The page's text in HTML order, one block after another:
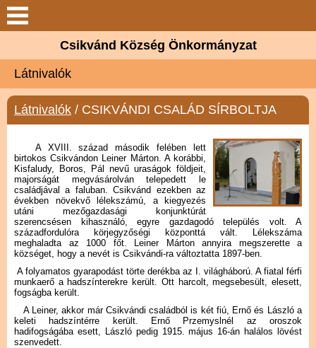
Keresés
Csikvánd
Elérhetőségek
Látnivalók
Választási információk
Galéria
Letöltések
Adatvédelem
Csikvánd Község Önkormányzat
Látnivalók
Látnivalók / CSIKVÁNDI CSALÁD SÍRBOLTJA
A XVIII. század második felében lett
birtokos Csikvándon Leiner Márton. A korábbi,
Kisfaludy, Boros, Pál nevű uraságok földjeit,
majorságát megvásárolván telepedett le
családjával a faluban. Csikvánd ezekben az
években növekvő lélekszámú, a kiegyezés
utáni mezőgazdasági konjunktúrát
szerencsésen kihasználó, egyre gazdagodó település volt. A
századfordulóra körjegyzőségi központtá vált. Lélekszáma
meghaladta az 1000 főt. Leiner Márton annyira megszerette a
községet, hogy a nevét is Csikvándi-ra változtatta 1897-ben.
A folyamatos gyarapodást törte derékba az I. világháború. A fiatal férfi
munkaerő a hadszínterekre került. Ott harcolt, megsebesült, elesett,
fogságba került.
A Leiner, akkor már Csikvándi családból is két fiú, Ernő és László a
keleti hadszíntérre került. Ernő Przemyslnél az oroszok
hadifogságába esett, László pedig 1915. május 16-án halálos lövést
szenvedett.